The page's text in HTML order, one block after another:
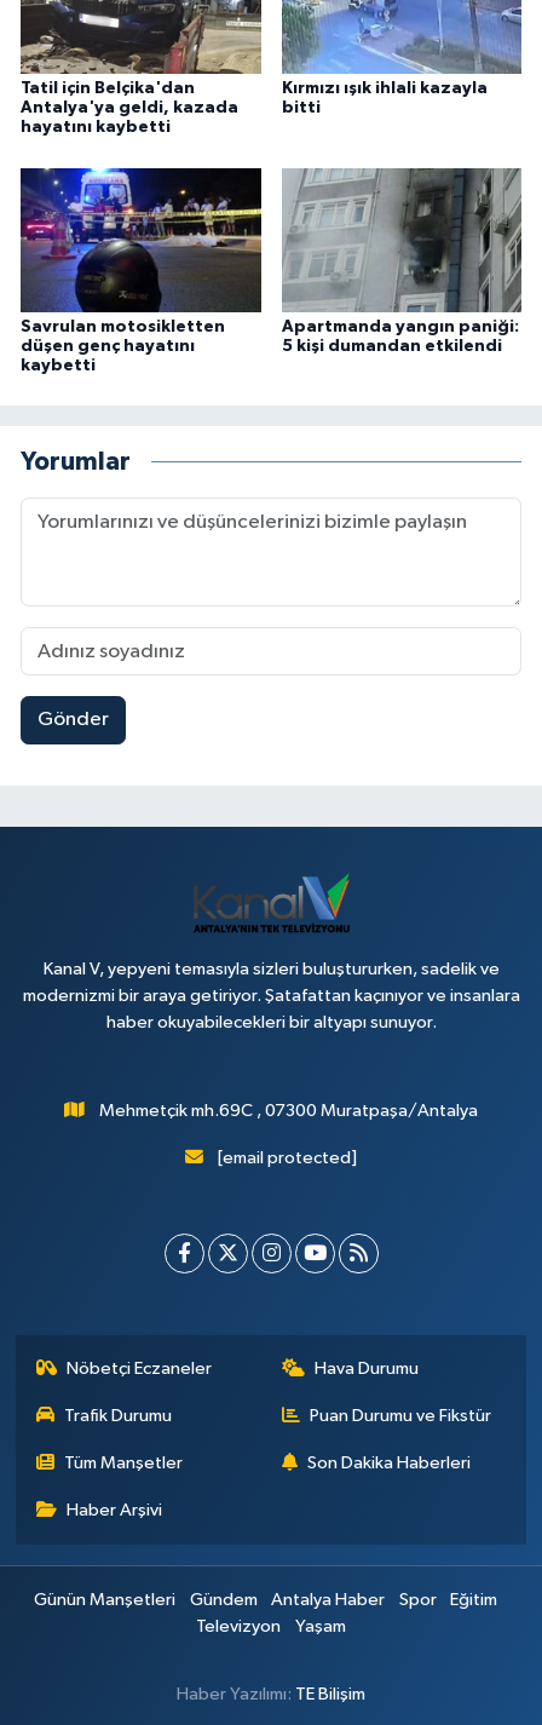
Tatil için Belçika'dan
Antalya'ya geldi, kazada
hayatını kaybetti
Kırmızı ışık ihlali kazayla
bitti
Savrulan motosikletten
düşen genç hayatını
kaybetti
Apartmanda yangın paniği:
5 kişi dumandan etkilendi
Yorumlar
Gönder
Kanal V, yepyeni temasıyla sizleri buluştururken, sadelik ve
modernizmi bir araya getiriyor. Şatafattan kaçınıyor ve insanlara
haber okuyabilecekleri bir altyapı sunuyor.
Mehmetçik mh.69C , 07300 Muratpaşa/Antalya
[email protected]
Nöbetçi Eczaneler Hava Durumu
Trafik Durumu Puan Durumu ve Fikstür
Tüm Manşetler Son Dakika Haberleri
Haber Arşivi
Günün Manşetleri Gündem Antalya Haber Spor
Eğitim
Televizyon
Yaşam
Haber Yazılımı: TE Bilişim